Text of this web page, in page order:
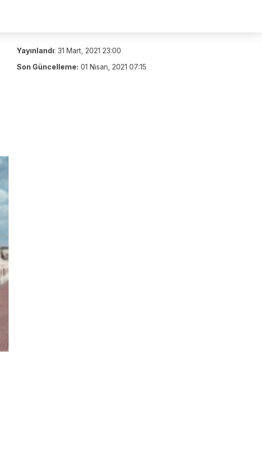
Yayınlandı: 31 Mart, 2021 23:00
Son Güncelleme: 01 Nisan, 2021 07:15